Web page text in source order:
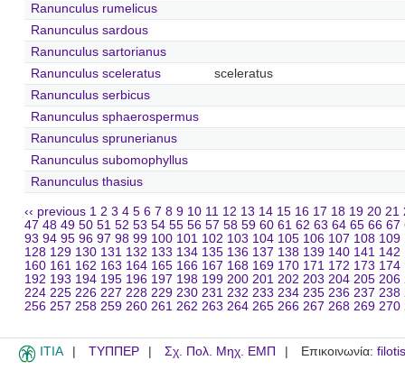
Ranunculus rumelicus
Ranunculus sardous
Ranunculus sartorianus
Ranunculus sceleratus
sceleratus
Ranunculus serbicus
Ranunculus sphaerospermus
Ranunculus sprunerianus
Ranunculus subomophyllus
Ranunculus thasius
‹‹ previous 1 2 3 4 5 6 7 8 9 10 11 12 13 14 15 16 17 18 19 20 21
47 48 49 50 51 52 53 54 55 56 57 58 59 60 61 62 63 64 65 66 67
93 94 95 96 97 98 99 100 101 102 103 104 105 106 107 108 109
128 129 130 131 132 133 134 135 136 137 138 139 140 141 142
160 161 162 163 164 165 166 167 168 169 170 171 172 173 174
192 193 194 195 196 197 198 199 200 201 202 203 204 205 206
224 225 226 227 228 229 230 231 232 233 234 235 236 237 238
256 257 258 259 260 261 262 263 264 265 266 267 268 269 270
ITIA ΤΥΠΠΕΡ Σχ. Πολ. Μηχ. ΕΜΠ Επικοινωνία: